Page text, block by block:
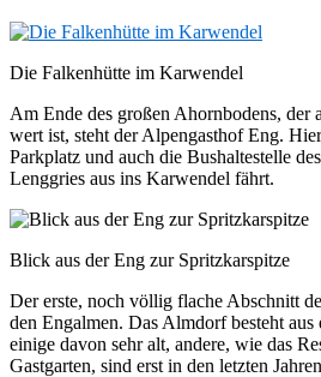
Die Falkenhütte im Karwendel
Am Ende des großen Ahornbodens, der
wert ist, steht der Alpengasthof Eng.
Parkplatz und auch die Bushaltestelle
Lenggries aus ins Karwendel fährt.
Blick aus der Eng zur Spritzkarspitze
Der erste, noch völlig flache Abschnitt
den Engalmen. Das Almdorf besteht
einige davon sehr alt, andere, wie das
Gastgarten, sind erst in den letzten